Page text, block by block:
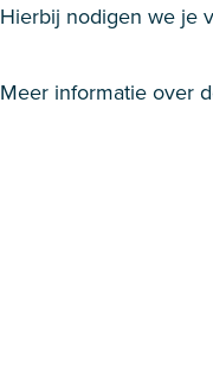
Hierbij nodigen we je
Meer informatie over